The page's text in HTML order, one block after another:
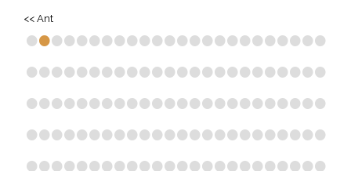
<< Ant
••••••••••••••••••••••••
••••••••••••••••••••••••
••••••••••••••••••••••••
••••••••••••••••••••••••